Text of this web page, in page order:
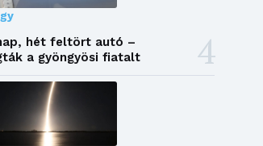
hét feltört autó –
a gyöngyösi fiatalt